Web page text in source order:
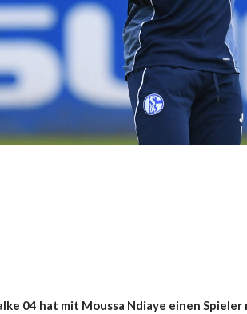
04 hat mit Moussa Ndiaye einen